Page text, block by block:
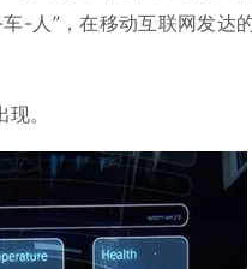
-人”，在移动互联网发达
。